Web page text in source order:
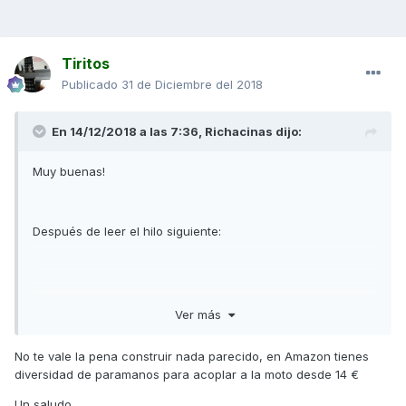
Tiritos
Publicado 31 de Diciembre del 2018
En 14/12/2018 a las 7:36, Richacinas dijo:
Muy buenas!
Después de leer el hilo siguiente:
Ver más
No te vale la pena construir nada parecido, en Amazon tienes
diversidad de paramanos para acoplar a la moto desde 14 €